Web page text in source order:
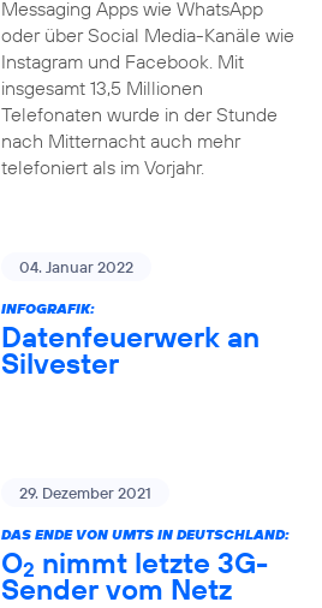
Messaging Apps wie WhatsApp
oder über Social Media-Kanäle wie
Instagram und Facebook. Mit
insgesamt 13,5 Millionen
Telefonaten wurde in der Stunde
nach Mitternacht auch mehr
telefoniert als im Vorjahr.
04. Januar 2022
INFOGRAFIK:
Datenfeuerwerk an
Silvester
29. Dezember 2021
DAS ENDE VON UMTS IN DEUTSCHLAND:
O2 nimmt letzte 3G-
Sender vom Netz